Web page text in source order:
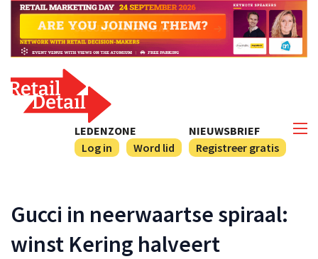
NIEUWSBRIEF
Registreer gratis
LEDENZONE
Log in
Word lid
Gucci in neerwaartse spiraal:
winst Kering halveert